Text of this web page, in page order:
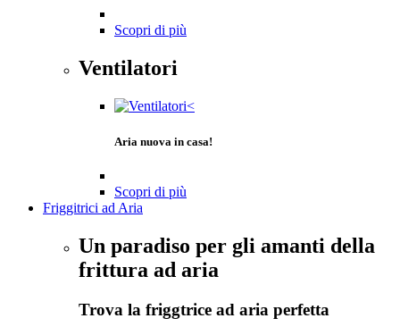
Scopri di più
Ventilatori
Aria nuova in casa!
Scopri di più
Friggitrici ad Aria
Un paradiso per gli amanti della
frittura ad aria
Trova la friggtrice ad aria perfetta